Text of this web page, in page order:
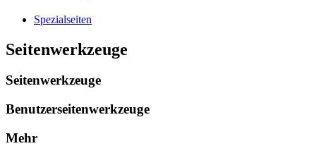
Spezialseiten
Seitenwerkzeuge
Seitenwerkzeuge
Benutzerseitenwerkzeuge
Mehr